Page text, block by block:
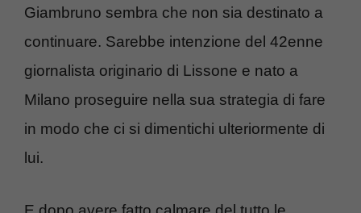
Giambruno sembra che non sia destinato a
continuare. Sarebbe intenzione del 42enne
giornalista originario di Lissone e nato a
Milano proseguire nella sua strategia di fare
in modo che ci si dimentichi ulteriormente di
lui.